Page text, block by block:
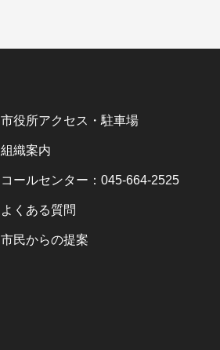
市役所アクセス・駐車場
組織案内
コールセンター：045-664-2525
よくある質問
市民からの提案